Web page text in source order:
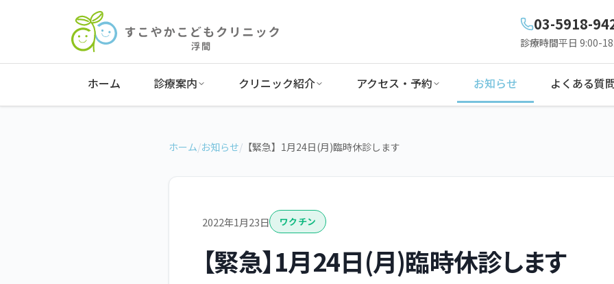
03-5918-
診療時間平日 9:00-
ホーム 診療案内 クリニック紹介 アクセス・予約 お知らせ よくある質
ホーム/お知らせ/ 【緊急】1月24日(月)臨時休診します
2022年1月23日 ワクチン
【緊急】1月24日(月)臨時休診します